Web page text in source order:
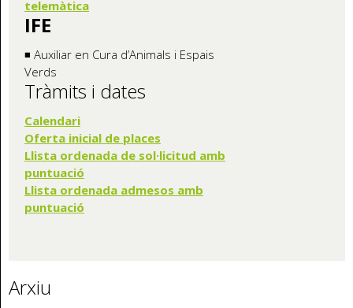
telemàtica
IFE
◾ Auxiliar en Cura d’Animals i Espais
Verds
Tràmits i dates
Calendari
Oferta inicial de places
Llista ordenada de sol·licitud amb
puntuació
Llista ordenada admesos amb
puntuació
Arxiu